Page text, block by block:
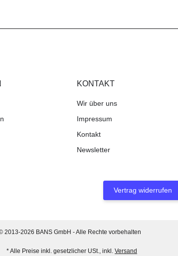
KONTAKT
Wir über uns
Impressum
Kontakt
Newsletter
Vertrag widerrufen
2013-2026 BANS GmbH - Alle Rechte vorbehalten
* Alle Preise inkl. gesetzlicher USt., inkl. Versand